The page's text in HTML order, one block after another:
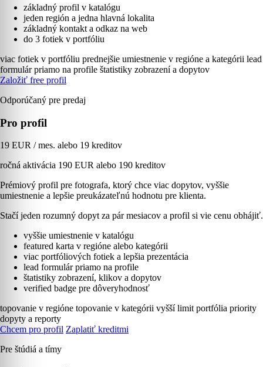
základný profil v katalógu
jeden región a jedna hlavná lokalita
základný kontakt a odkaz na web
do 3 fotiek v portfóliu
viac fotiek v portfóliu prednejšie umiestnenie v regióne a kategórii lead
formulár priamo na profile štatistiky zobrazení a dopytov
Založiť free profil
Odporúčaný pre predaj
Pro profil
19 EUR / mes. alebo 19 kreditov
ročná aktivácia 190 EUR alebo 190 kreditov
Prémiový profil pre fotografa, ktorý chce viac dopytov, vyššie
umiestnenie a lepšie preukázateľnú hodnotu pre klienta.
Stačí jeden rozumný dopyt za pár mesiacov a profil si vie cenu obhájiť.
vyššie umiestnenie v katalógu
featured karta v regióne alebo kategórii
viac portfóliových fotiek a lepšia prezentácia
lead formulár priamo na profile
štatistiky zobrazení, klikov a dopytov
verified badge pre dôveryhodnosť
topovanie v regióne topovanie v kategórii vyšší limit portfólia priority
dopyty a reporty
Chcem pro profil Zaplatiť kreditmi
Pre štúdiá a tímy